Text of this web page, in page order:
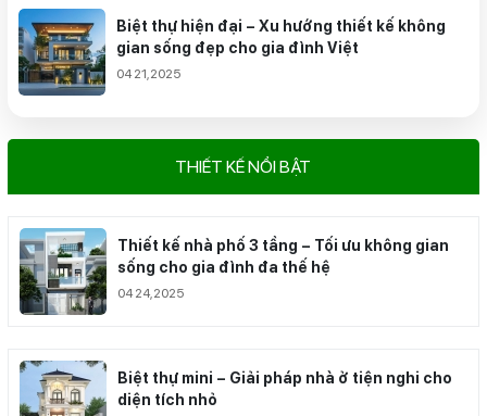
Biệt thự hiện đại – Xu hướng thiết kế không
gian sống đẹp cho gia đình Việt
04 21,2025
THIẾT KẾ NỔI BẬT
Thiết kế nhà phố 3 tầng – Tối ưu không gian
sống cho gia đình đa thế hệ
04 24,2025
Biệt thự mini – Giải pháp nhà ở tiện nghi cho
diện tích nhỏ